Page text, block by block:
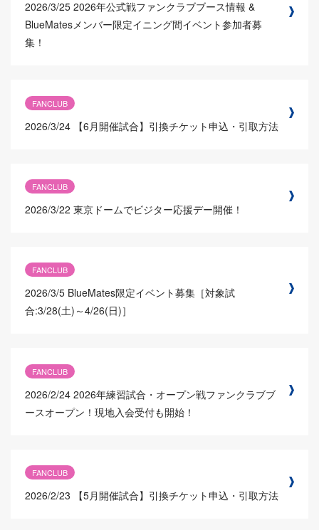
2026/3/25 2026年公式戦ファンクラブブース情報 &
BlueMatesメンバー限定イニング間イベント参加者募
集！
FANCLUB
2026/3/24 【6月開催試合】引換チケット申込・引取方法
FANCLUB
2026/3/22 東京ドームでビジター応援デー開催！
FANCLUB
2026/3/5 BlueMates限定イベント募集［対象試
合:3/28(土)～4/26(日)］
FANCLUB
2026/2/24 2026年練習試合・オープン戦ファンクラブブ
ースオープン！現地入会受付も開始！
FANCLUB
2026/2/23 【5月開催試合】引換チケット申込・引取方法